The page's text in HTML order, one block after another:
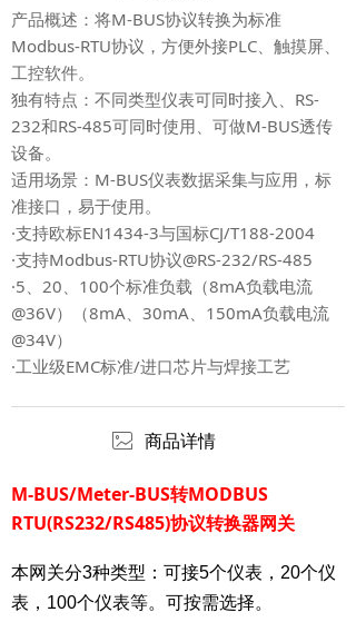
产品概述：将M-BUS协议转换为标准
Modbus-RTU协议，方便外接PLC、触摸屏、
工控软件。
独有特点：不同类型仪表可同时接入、RS-
232和RS-485可同时使用、可做M-BUS透传
设备。
适用场景：M-BUS仪表数据采集与应用，标
准接口，易于使用。
·支持欧标EN1434-3与国标CJ/T188-2004
·支持Modbus-RTU协议@RS-232/RS-485
·5、20、100个标准负载（8mA负载电流
@36V）（8mA、30mA、150mA负载电流
@34V）
·工业级EMC标准/进口芯片与焊接工艺
商品详情
M-BUS/Meter-BUS转MODBUS
RTU(RS232/RS485)协议转换器网关
本网关分3种类型：可接5个仪表，20个仪
表，100个仪表等。可按需选择。
ꂈ